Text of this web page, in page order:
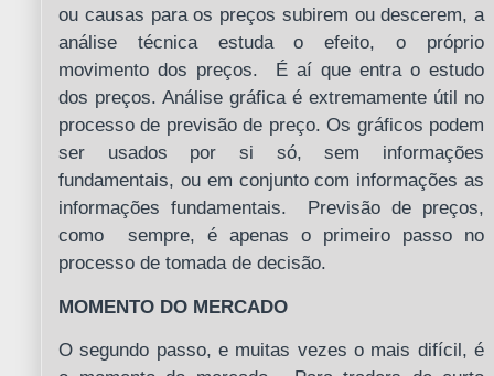
ou causas para os preços subirem ou descerem, a
análise técnica estuda o efeito, o próprio
movimento dos preços. É aí que entra o estudo
dos preços. Análise gráfica é extremamente útil no
processo de previsão de preço. Os gráficos podem
ser usados por si só, sem informações
fundamentais, ou em conjunto com informações as
informações fundamentais. Previsão de preços,
como sempre, é apenas o primeiro passo no
processo de tomada de decisão.
MOMENTO DO MERCADO
O segundo passo, e muitas vezes o mais difícil, é